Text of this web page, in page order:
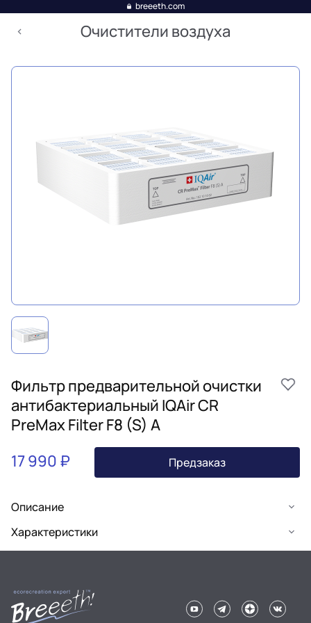
breeeth.com
Очистители воздуха
Фильтр предварительной очистки
антибактериальный IQAir CR
PreMax Filter F8 (S) A
17 990 ₽
Предзаказ
Описание
Характеристики